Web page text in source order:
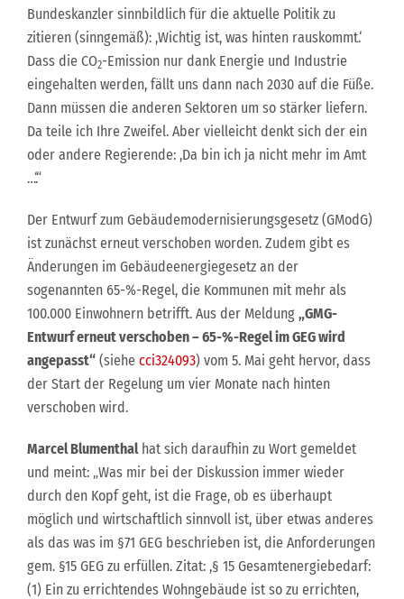
Bundeskanzler sinnbildlich für die aktuelle Politik zu
zitieren (sinngemäß): ,Wichtig ist, was hinten rauskommt.‘
Dass die CO2-Emission nur dank Energie und Industrie
eingehalten werden, fällt uns dann nach 2030 auf die Füße.
Dann müssen die anderen Sektoren um so stärker liefern.
Da teile ich Ihre Zweifel. Aber vielleicht denkt sich der ein
oder andere Regierende: ,Da bin ich ja nicht mehr im Amt
…‘.“
Der Entwurf zum Gebäudemodernisierungsgesetz (GModG)
ist zunächst erneut verschoben worden. Zudem gibt es
Änderungen im Gebäudeenergiegesetz an der
sogenannten 65-%-Regel, die Kommunen mit mehr als
100.000 Einwohnern betrifft. Aus der Meldung „GMG-
Entwurf erneut verschoben – 65-%-Regel im GEG wird
angepasst“ (siehe cci324093) vom 5. Mai geht hervor, dass
der Start der Regelung um vier Monate nach hinten
verschoben wird.
Marcel Blumenthalhat sich daraufhin zu Wort gemeldet
und meint: „Was mir bei der Diskussion immer wieder
durch den Kopf geht, ist die Frage, ob es überhaupt
möglich und wirtschaftlich sinnvoll ist, über etwas anderes
als das was im §71 GEG beschrieben ist, die Anforderungen
gem. §15 GEG zu erfüllen. Zitat: ,§ 15 Gesamtenergiebedarf:
(1) Ein zu errichtendes Wohngebäude ist so zu errichten,